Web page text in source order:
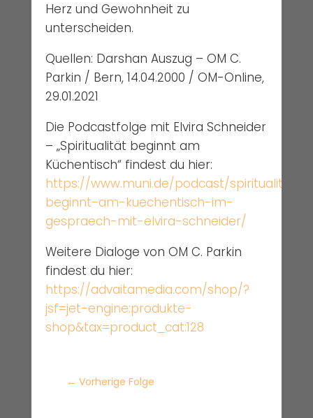
Herz und Gewohnheit zu
unterscheiden.
Quellen: Darshan Auszug – OM C.
Parkin / Bern, 14.04.2000 / OM-Online,
29.01.2021
Die Podcastfolge mit Elvira Schneider
– „Spiritualität beginnt am
Küchentisch“ findest du hier:
https://www.muni.de/podcast/spiritualitaet-
beginnt-am-kuechentisch-im-
gespraech-mit-elvira-schneider/
Weitere Dialoge von OM C. Parkin
findest du hier:
https://advaitamedia.com/shop/?
jsf=jet-engine:produkte-
shop&tax=product_cat:128
← Vorherige Folge